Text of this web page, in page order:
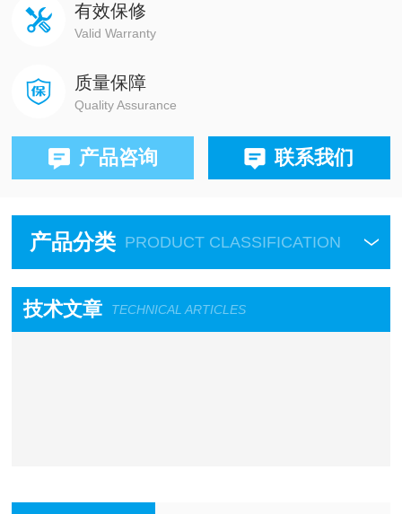
有效保修
Valid Warranty
质量保障
Quality Assurance
产品咨询 联系我们
产品分类 PRODUCT CLASSIFICATION
技术文章 TECHNICAL ARTICLES